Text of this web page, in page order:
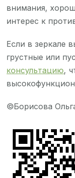
внимания,
интерес к
Если в зеркале
грустные или
консультацию,
©Борисова